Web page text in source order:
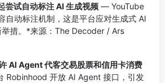
尝试自动标注 AI 生成视频 — YouTube
自动标注机制，这是平台应对生成式 AI
举措。*来源：The Decoder / Ars
AI Agent 代客交易股票和信用卡消费
Robinhood 开放 AI Agent 接口，引发